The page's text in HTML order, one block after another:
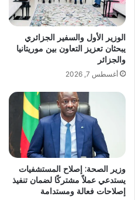
الوزير الأول والسفير الجزائري
يبحثان تعزيز التعاون بين موريتانيا
والجزائر
أغسطس 7, 2026
وزير الصحة: إصلاح المستشفيات
يستدعي عملاً مشتركًا لضمان تنفيذ
إصلاحات فعالة ومستدامة